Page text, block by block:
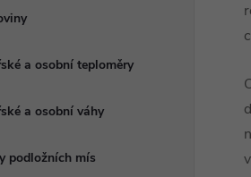
a osobní teploměry
a osobní váhy
podložních mís